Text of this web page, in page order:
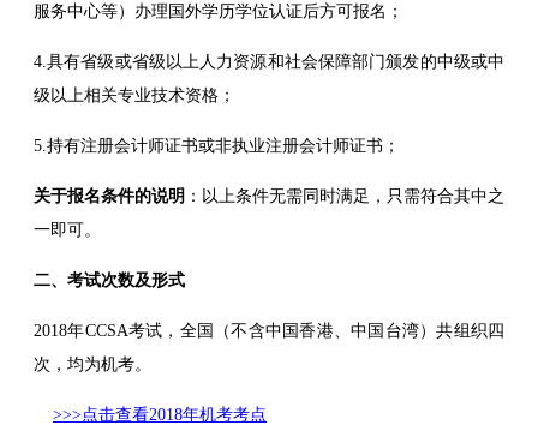
服务中心等）办理国外学历学位认证后方可报名；
4.具有省级或省级以上人力资源和社会保障部门颁发的中级或中
级以上相关专业技术资格；
5.持有注册会计师证书或非执业注册会计师证书；
关于报名条件的说明 ：以上条件无需同时满足，只需符合其中之
一即可。
二、考试次数及形式
2018年CCSA考试，全国（不含中国香港、中国台湾）共组织四
次，均为机考。
>>>点击查看2018年机考考点